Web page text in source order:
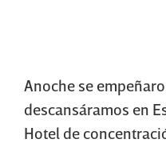
Anoche se
descansáramos en
Hotel de